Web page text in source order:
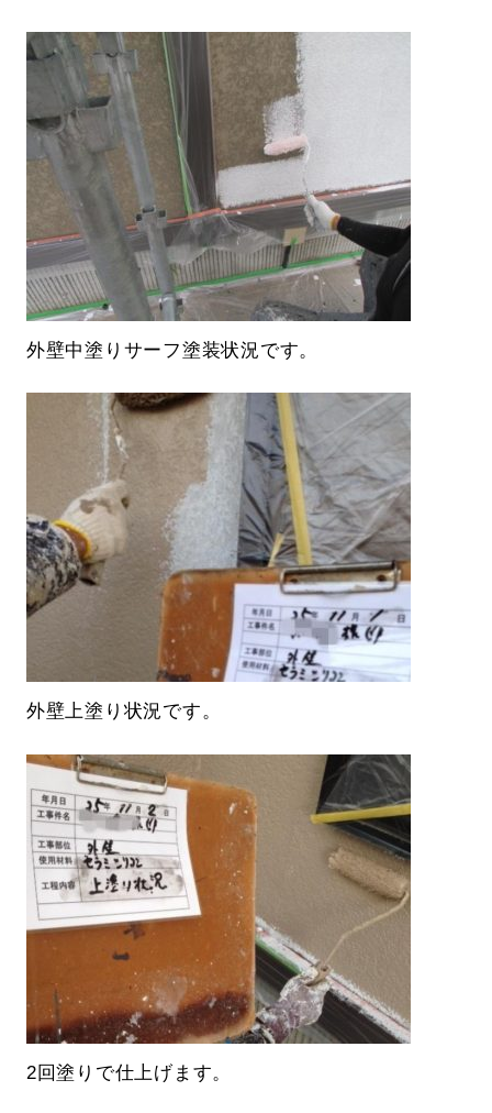
外壁中塗りサーフ塗装状況です。
外壁上塗り状況です。
2回塗りで仕上げます。